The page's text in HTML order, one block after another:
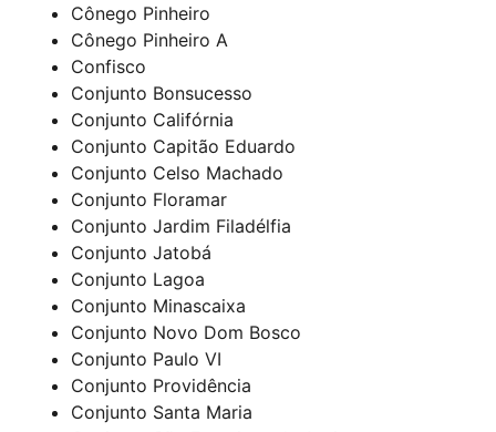
Cônego Pinheiro
Cônego Pinheiro A
Confisco
Conjunto Bonsucesso
Conjunto Califórnia
Conjunto Capitão Eduardo
Conjunto Celso Machado
Conjunto Floramar
Conjunto Jardim Filadélfia
Conjunto Jatobá
Conjunto Lagoa
Conjunto Minascaixa
Conjunto Novo Dom Bosco
Conjunto Paulo VI
Conjunto Providência
Conjunto Santa Maria